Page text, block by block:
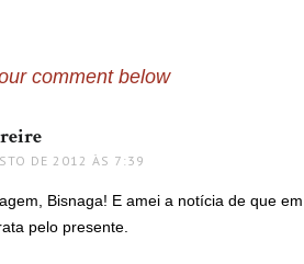
comment below
DE 2012 ÀS 7:39
Bisnaga! E amei a notícia de que
pelo presente.